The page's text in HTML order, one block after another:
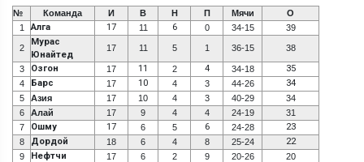
№ Команда И В Н П Мячи
О
1
Алга 17 11 6 0 34-15 39
2
Мурас
Юнайтед
17 11 5 1 36-15 38
3 Озгон 17 11 2 4 34-18 35
4 Барс 17 10 4 3 44-26 34
5 Азия 17 10 4 3 40-29
34
6
Алай 17 9 4 4 24-19
31
7
Ошму 17 6 5 6 24-28 23
8 Дордой 18 6 4 8 25-24 22
9 Нефтчи 17 6 2 9 20-26
20